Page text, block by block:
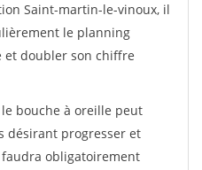
Saint-martin-le-vinoux, il
le planning
et doubler son chiffre
bouche à oreille peut
désirant progresser et
obligatoirement